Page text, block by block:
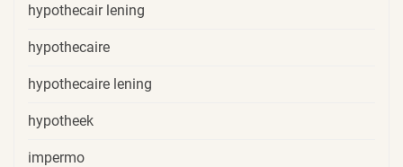
hypothecair lening
hypothecaire
hypothecaire lening
hypotheek
impermo